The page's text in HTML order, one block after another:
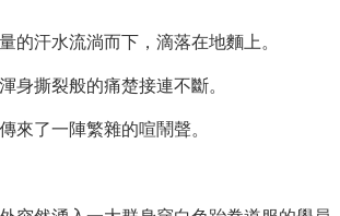
的汗水流淌而下，滴落在地麵上。
身撕裂般的痛楚接連不斷。
來了一陣繁雜的喧鬧聲。